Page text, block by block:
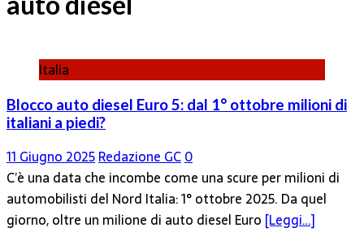
Italia
Blocco auto diesel Euro 5: dal 1° ottobre milioni di
italiani a piedi?
11 Giugno 2025Redazione GC0
C’è una data che incombe come una scure per milioni di
automobilisti del Nord Italia: 1° ottobre 2025. Da quel
giorno, oltre un milione di auto diesel Euro [Leggi…]